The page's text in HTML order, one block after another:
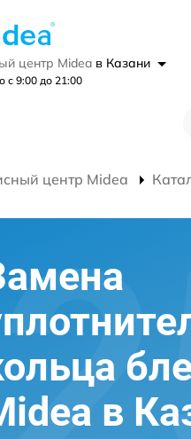
центр Midea в Казани
с 9:00 до 21:00
центр Midea
в